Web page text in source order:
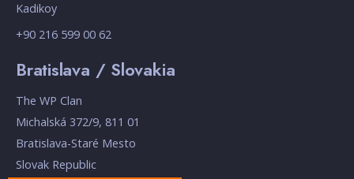
Kadikoy
+90 216 599 00 62
Bratislava / Slovakia
The WP Clan
Michalská 372/9, 811 01
Bratislava-Staré Mesto
Slovak Republic